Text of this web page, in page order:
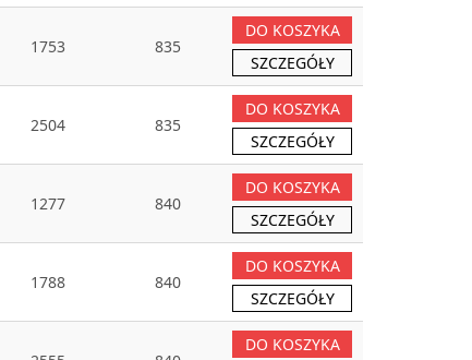
1753 835
DO KOSZYKA
SZCZEGÓŁY
2504 835
DO KOSZYKA
SZCZEGÓŁY
1277 840
DO KOSZYKA
SZCZEGÓŁY
1788 840
DO KOSZYKA
SZCZEGÓŁY
DO KOSZYKA